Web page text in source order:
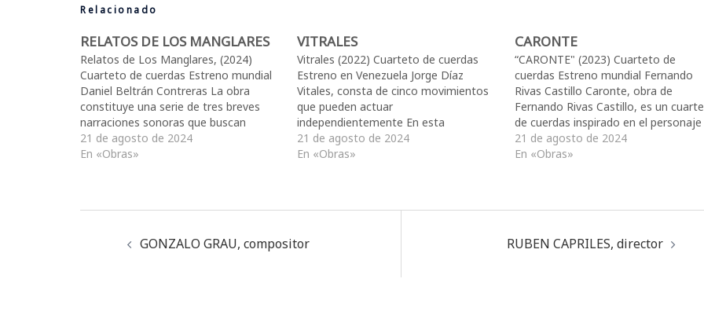
Relacionado
RELATOS DE LOS MANGLARES
Relatos de Los Manglares, (2024)
Cuarteto de cuerdas Estreno mundial
Daniel Beltrán Contreras La obra
constituye una serie de tres breves
narraciones sonoras que buscan
suscitar imágenes en el oyente
proyectando una historia en su
21 de agosto de 2024
En «Obras»
VITRALES
Vitrales (2022) Cuarteto de cuerdas
Estreno en Venezuela Jorge Díaz
Vitales, consta de cinco movimientos
que pueden actuar
independientemente En esta
ocasiones e estarán presentando solo
los dos últimos. El cuarto movimiento
21 de agosto de 2024
En «Obras»
CARONTE
“CARONTE" (2023) Cuarteto de
cuerdas Estreno mundial Fernando
Rivas Castillo Caronte, obra de
Fernando Rivas Castillo, es un
de cuerdas inspirado en el personaje
homónimo de La Divina comedia de
Dante Alighieri, quien se encargaba de
21 de agosto de 2024
En «Obras»
GONZALO GRAU, compositor RUBEN CAPRILES, director